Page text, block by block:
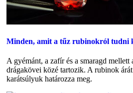
Minden, amit a tűz rubinokról tudni
A gyémánt, a zafír és a smaragd
drágakövei közé tartozik. A rubinok
karátsúlyuk határozza meg.